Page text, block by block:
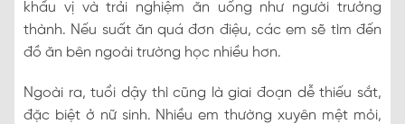
khẩu vị và trải nghiệm ăn uống như người trưởng
thành. Nếu suất ăn quá đơn điệu, các em sẽ tìm đến
đồ ăn bên ngoài trường học nhiều hơn.
Ngoài ra, tuổi dậy thì cũng là giai đoạn dễ thiếu sắt,
đặc biệt ở nữ sinh. Nhiều em thường xuyên mệt mỏi,